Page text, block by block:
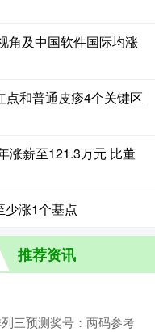
角及中国软件国际均涨
点和普通皮疹4个关键区
涨薪至121.3万元 比董
少涨1个基点
推荐资讯
三预测奖号：两码参考